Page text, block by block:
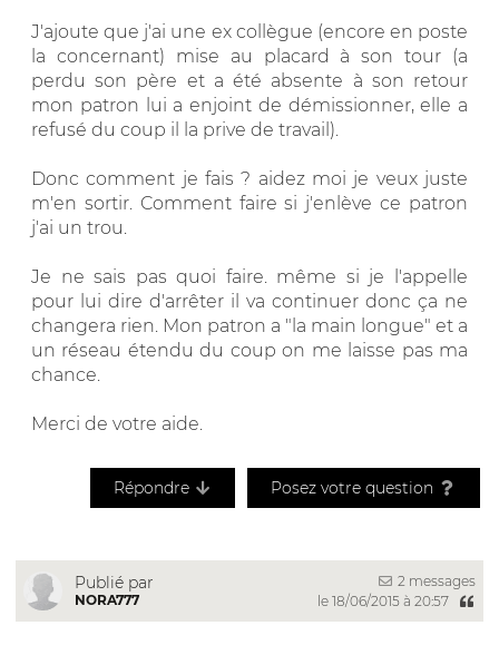
J'ajoute que j'ai une ex collègue (encore en poste
la concernant) mise au placard à son tour (a
perdu son père et a été absente à son retour
mon patron lui a enjoint de démissionner, elle a
refusé du coup il la prive de travail).
Donc comment je fais ? aidez moi je veux juste
m'en sortir. Comment faire si j'enlève ce patron
j'ai un trou.
Je ne sais pas quoi faire. même si je l'appelle
pour lui dire d'arrêter il va continuer donc ça ne
changera rien. Mon patron a "la main longue" et a
un réseau étendu du coup on me laisse pas ma
chance.
Merci de votre aide.
Répondre Posez votre question
Publié par
NORA777
2 messages
le 18/06/2015 à 20:57